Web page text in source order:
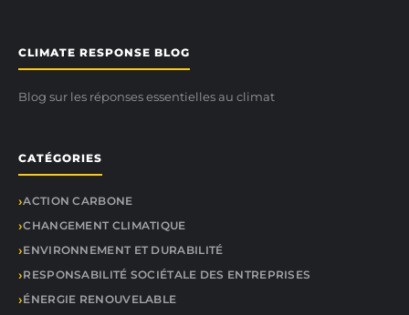
CLIMATE RESPONSE BLOG
Blog sur les réponses essentielles au climat
CATÉGORIES
ACTION CARBONE
CHANGEMENT CLIMATIQUE
ENVIRONNEMENT ET DURABILITÉ
RESPONSABILITÉ SOCIÉTALE DES ENTREPRISES
ÉNERGIE RENOUVELABLE